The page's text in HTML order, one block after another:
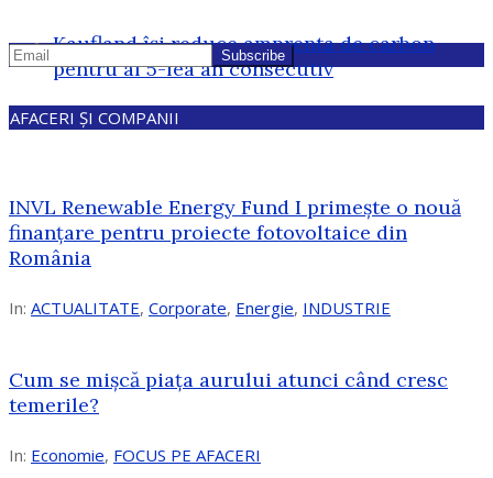
Kaufland își reduce amprenta de carbon
pentru al 5-lea an consecutiv
AFACERI ȘI COMPANII
INVL Renewable Energy Fund I primește o nouă
finanțare pentru proiecte fotovoltaice din
România
In: ACTUALITATE, Corporate, Energie, INDUSTRIE
Cum se mișcă piața aurului atunci când cresc
temerile?
In: Economie, FOCUS PE AFACERI